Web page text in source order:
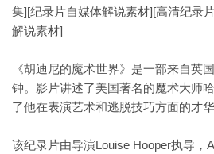
集][纪录片自媒体解说素材][高清纪录
解说素材]
《胡迪尼的魔术世界》是一部来自英
钟。影片讲述了美国著名的魔术大师
了他在表演艺术和逃脱技巧方面的才华
该纪录片由导演Louise Hooper执导，